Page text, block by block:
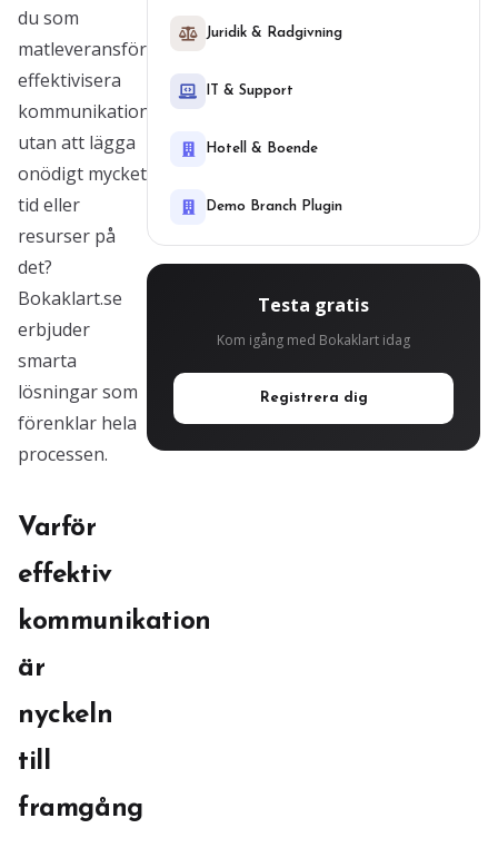
du som
matleveransföretag
effektivisera
kommunikationen
utan att lägga
onödigt mycket
tid eller
resurser på
det?
Bokaklart.se
erbjuder
smarta
lösningar som
förenklar hela
processen.
Varför
effektiv
kommunikation
är
nyckeln
till
framgång
Juridik & Radgivning
IT & Support
Hotell & Boende
Demo Branch Plugin
Testa gratis
Kom igång med Bokaklart idag
Registrera dig